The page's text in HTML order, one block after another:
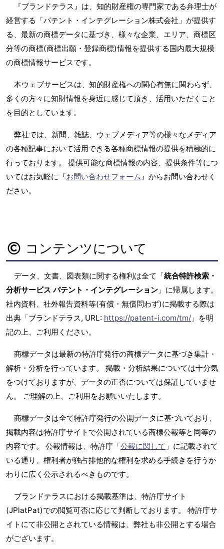
『ブランドテラス』は、知的財産権の専門家である弁理士が
経営する「パテント・インテグレーション株式会社」が提供す
る、最新の商標データに基づき、様々な企業、エリア、商標区
分等の商標(商標出願・登録商標)情報を提供する国内最大規模
の商標情報サービスです。
本ウェブサービスは、知的財産権への関心有無に関わらず、
多くの方々に知財情報を身近に感じて頂き、活用いただくこと
を目的としています。
弊社では、新聞、雑誌、ウェブメディア等の様々なメディア
の各種記事において活用できる各種商標情報の提供を積極的に
行っております。 提供可能な商標情報の内容、提供条件等につ
いてはお気軽に『お問い合わせフォーム』からお問い合わせく
ださい。
コンテンツについて
データ、文書、図表類に関する権利は全て「統合特許検索・
分析サービス パテント・インテグレーション 」に帰属します。
社内資料、社外報告資料等(有償・無償問わず)に掲載する際は
出典「ブランドテラス, URL: https://patent-i.com/tm/ 」を明
記の上、ご利用ください。
商標データは最新の特許庁発行の商標データに基づき集計・
解析・分析を行っています。 掲載・分析結果については十分気
をつけておりますが、データの正否については保証していませ
ん。 ご理解の上、ご利用をお願いいたします。
商標データは全て特許庁発行の公開データに基づいており、
掲載内容は特許庁サイトで公開されている商標公報等と同等の
内容です。 公報情報は、特許庁「公報に関して 」に記載されて
いる通り、権利者が独占排他的な権利を求める手続きを行うか
わりに広く公示されるべきものです。
ブランドテラスにおける掲載基準は、特許庁サイト
(JPlatPat)での閲覧可否に応じて判断しております。 特許庁サ
イトにて非公開とされている情報は、弊社も非公開とする場合
がございます。